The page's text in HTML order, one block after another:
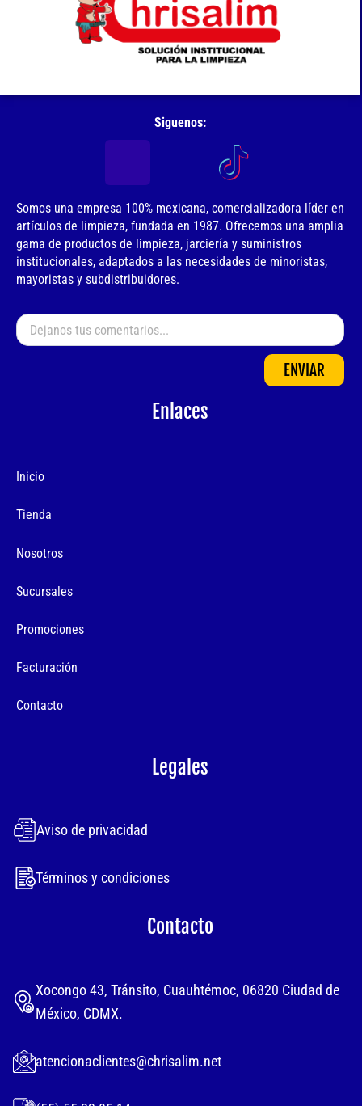
Siguenos:
Somos una empresa 100% mexicana, comercializadora líder en
artículos de limpieza, fundada en 1987. Ofrecemos una amplia
gama de productos de limpieza, jarciería y suministros
institucionales, adaptados a las necesidades de minoristas,
mayoristas y subdistribuidores.
ENVIAR
Enlaces
Inicio
Tienda
Nosotros
Sucursales
Promociones
Facturación
Contacto
Legales
Aviso de privacidad
Términos y condiciones
Contacto
Xocongo 43, Tránsito, Cuauhtémoc, 06820 Ciudad de
México, CDMX.
atencionaclientes@chrisalim.net